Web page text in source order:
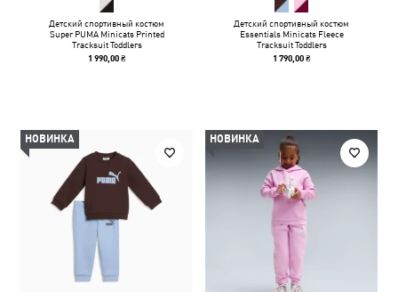
Детский спортивный костюм
Super PUMA Minicats Printed
Tracksuit Toddlers
1 990,00 ₴
Детский спортивный костюм
Essentials Minicats Fleece
Tracksuit Toddlers
1 790,00 ₴
НОВИНКА НОВИНКА